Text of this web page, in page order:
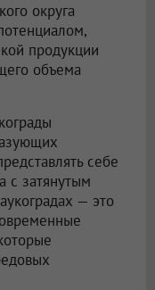
округа
продукции
объема
себе
с затянутым
— это